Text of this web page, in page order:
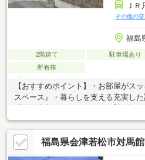
Ｊ
その他の交
福島
2階建て 駐車場あり
所有権
【おすすめポイント】・お部屋がス
スペース』・暮らしを支える充実し
『地域密着×ローンに強い』【郡山
お任せください♪・注文住宅・内装リ
ル・蓄電池・外構工事・売却相談・
いをトータルサポート致します◎フッ
軽にご相談ください！
福島県会津若松市対馬